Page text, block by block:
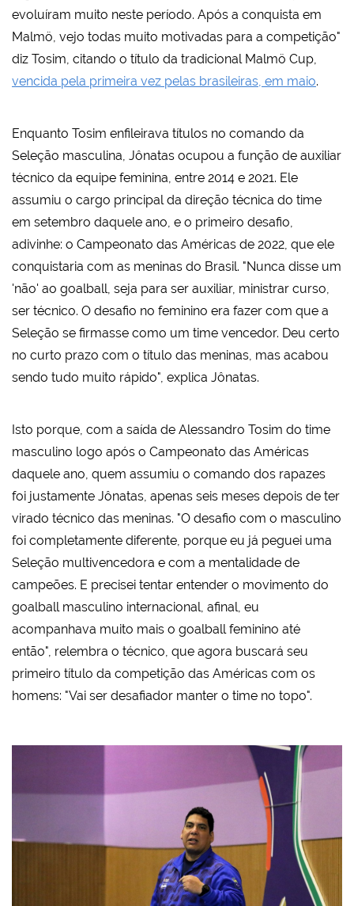
evoluíram muito neste período. Após a conquista em
Malmö, vejo todas muito motivadas para a competição"
diz Tosim, citando o título da tradicional Malmö Cup,
vencida pela primeira vez pelas brasileiras, em maio.
Enquanto Tosim enfileirava títulos no comando da
Seleção masculina, Jônatas ocupou a função de auxiliar
técnico da equipe feminina, entre 2014 e 2021. Ele
assumiu o cargo principal da direção técnica do time
em setembro daquele ano, e o primeiro desafio,
adivinhe: o Campeonato das Américas de 2022, que ele
conquistaria com as meninas do Brasil. "Nunca disse um
'não' ao goalball, seja para ser auxiliar, ministrar curso,
ser técnico. O desafio no feminino era fazer com que a
Seleção se firmasse como um time vencedor. Deu certo
no curto prazo com o título das meninas, mas acabou
sendo tudo muito rápido", explica Jônatas.
Isto porque, com a saída de Alessandro Tosim do time
masculino logo após o Campeonato das Américas
daquele ano, quem assumiu o comando dos rapazes
foi justamente Jônatas, apenas seis meses depois de ter
virado técnico das meninas. "O desafio com o masculino
foi completamente diferente, porque eu já peguei uma
Seleção multivencedora e com a mentalidade de
campeões. E precisei tentar entender o movimento do
goalball masculino internacional, afinal, eu
acompanhava muito mais o goalball feminino até
então", relembra o técnico, que agora buscará seu
primeiro título da competição das Américas com os
homens: "Vai ser desafiador manter o time no topo".